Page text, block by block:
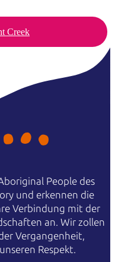
Creek
People des
und erkennen die
Verbindung mit der
an. Wir zollen
Vergangenheit,
Respekt.